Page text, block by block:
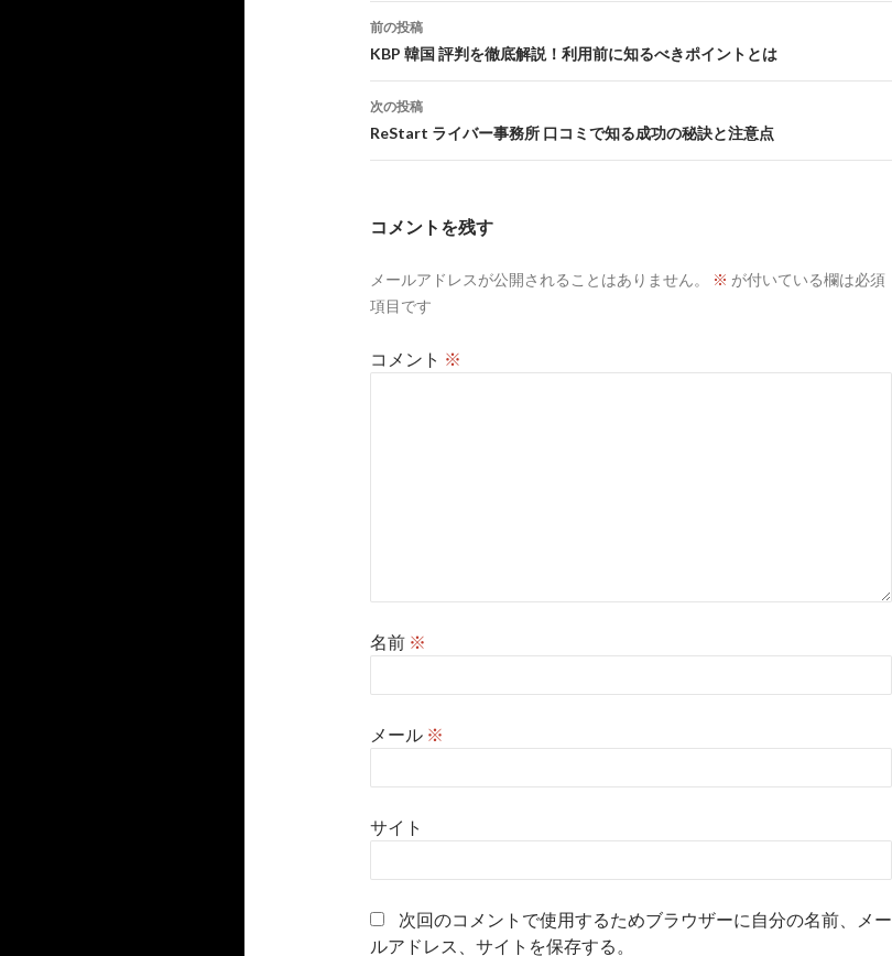
投
稿
ナ
ビ
ゲ
ョ
前の投稿
KBP 韓国 評判を徹底解説！利用前に知るべきポイントとは
次の投稿
ReStart ライバー事務所 口コミで知る成功の秘訣と注意点
コメントを残す
メールアドレスが公開されることはありません。 ※ が付いている欄は必須
項目です
コメント ※
名前 ※
メール ※
サイト
次回のコメントで使用するためブラウザーに自分の名前、メー
ルアドレス、サイトを保存する。